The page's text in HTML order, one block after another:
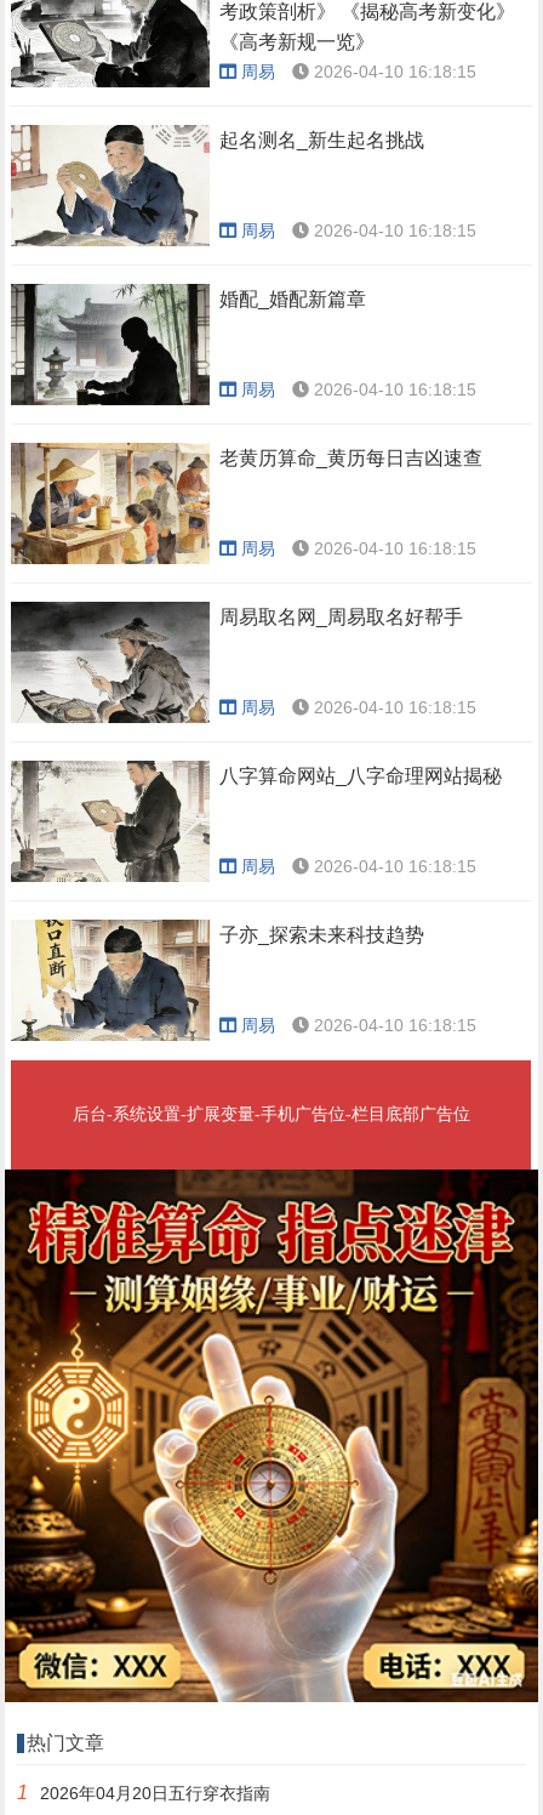
考政策剖析》 《揭秘高考新变化》
《高考新规一览》
周易 2026-04-10 16:18:15
起名测名_新生起名挑战
周易 2026-04-10 16:18:15
婚配_婚配新篇章
周易 2026-04-10 16:18:15
老黄历算命_黄历每日吉凶速查
周易 2026-04-10 16:18:15
周易取名网_周易取名好帮手
周易 2026-04-10 16:18:15
八字算命网站_八字命理网站揭秘
周易 2026-04-10 16:18:15
子亦_探索未来科技趋势
周易 2026-04-10 16:18:15
后台-系统设置-扩展变量-手机广告位-栏目底部广告位
热门文章
1 2026年04月20日五行穿衣指南